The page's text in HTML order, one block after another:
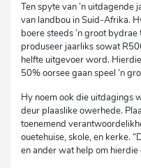
Ten spyte van ’n uitdagende
van landbou in Suid-Afrika.
boere steeds ’n groot
produseer jaarliks sowat
helfte uitgevoer word.
50% oorsee gaan speel ’n
Hy noem ook die uitdagings
deur plaaslike owerhede.
toenemend
ouetehuise, skole, en kerke.
en ander wat help om